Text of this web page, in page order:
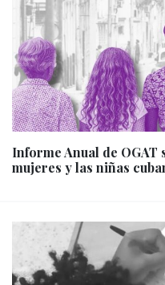
Informe Anual de
mujeres y las niñas